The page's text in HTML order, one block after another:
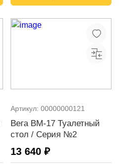
Артикул: 00000000121
Вега ВМ-17 Туалетный
стол / Серия №2
13 640 ₽